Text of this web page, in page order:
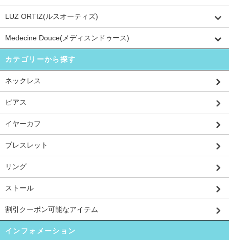
LUZ ORTIZ(ルスオーティズ)
Medecine Douce(メディスンドゥース)
カテゴリーから探す
ネックレス
ピアス
イヤーカフ
ブレスレット
リング
ストール
割引クーポン可能なアイテム
インフォメーション